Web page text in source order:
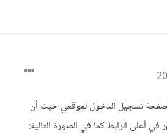
تسجيل الدخول لموقعي حيث أن
في أعلى الرابط كما في الصورة التالية: